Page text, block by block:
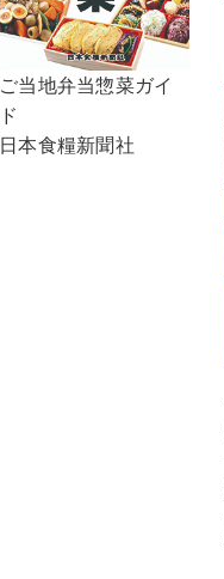
ご当地弁当惣菜ガイ
ド
日本食糧新聞社